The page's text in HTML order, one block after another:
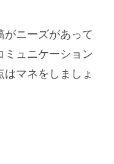
がニーズがあって
ミュニケーション
マネをしましょ